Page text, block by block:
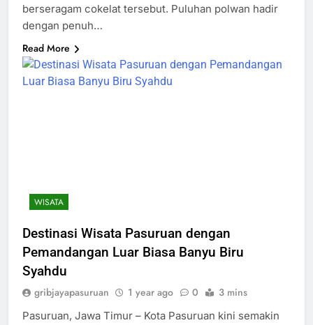
berseragam cokelat tersebut. Puluhan polwan hadir
dengan penuh…
Read More
WISATA
Destinasi Wisata Pasuruan dengan
Pemandangan Luar Biasa Banyu Biru
Syahdu
gribjayapasuruan 1 year ago 0 3 mins
Pasuruan, Jawa Timur – Kota Pasuruan kini semakin